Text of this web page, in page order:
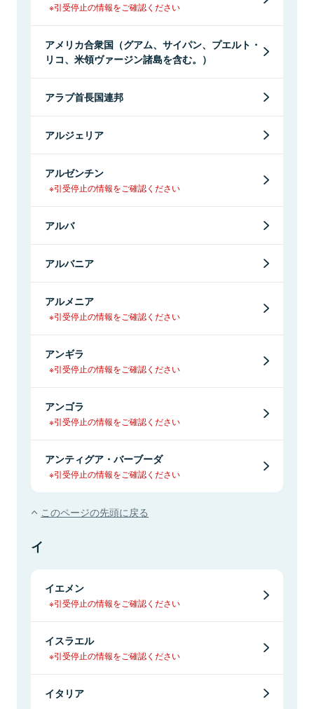
※引受停止の情報をご確認ください
アメリカ合衆国（グアム、サイパン、プエルト・
リコ、米領ヴァージン諸島を含む。）
アラブ首長国連邦
アルジェリア
アルゼンチン
※引受停止の情報をご確認ください
アルバ
アルバニア
アルメニア
※引受停止の情報をご確認ください
アンギラ
※引受停止の情報をご確認ください
アンゴラ
※引受停止の情報をご確認ください
アンティグア・バーブーダ
※引受停止の情報をご確認ください
このページの先頭に戻る
イ
イエメン
※引受停止の情報をご確認ください
イスラエル
※引受停止の情報をご確認ください
イタリア